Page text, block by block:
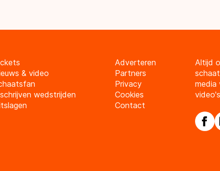
& video
wedstrijden
Adverteren
Partners
Privacy
Cookies
Contact
Altijd
media